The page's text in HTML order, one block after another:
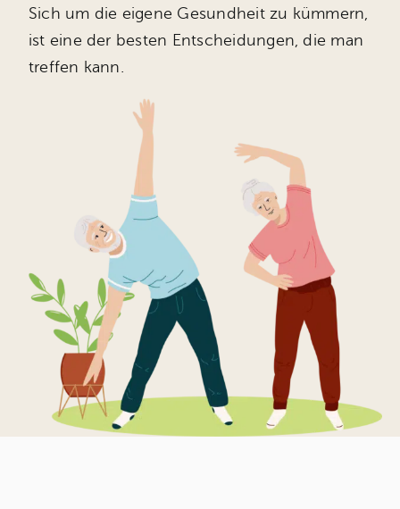
Sich um die eigene Gesundheit zu kümmern,
ist eine der besten Entscheidungen, die man
treffen kann.